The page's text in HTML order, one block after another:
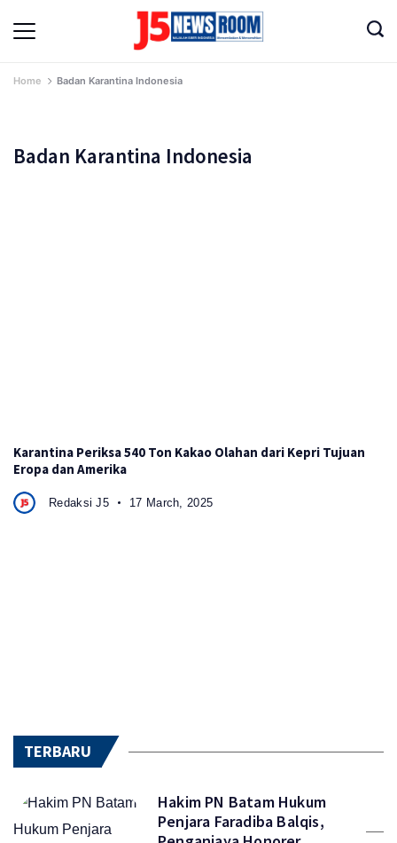
✔️
Home Badan Karantina Indonesia
Badan Karantina Indonesia
Karantina Periksa 540 Ton Kakao Olahan dari Kepri Tujuan
Eropa dan Amerika
Redaksi J5 17 March, 2025
TERBARU
Hakim PN Batam Hukum
Penjara Faradiba Balqis,